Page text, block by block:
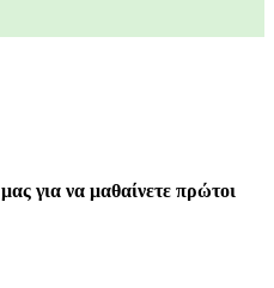
για να μαθαίνετε πρώτοι